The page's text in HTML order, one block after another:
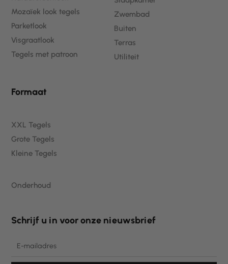
Mozaïek look tegels
Parketlook
Visgraatlook
Tegels met patroon
Zwembad
Buiten
Terras
Utiliteit
Formaat
XXL Tegels
Grote Tegels
Kleine Tegels
Onderhoud
Schrijf u in voor onze nieuwsbrief
Email